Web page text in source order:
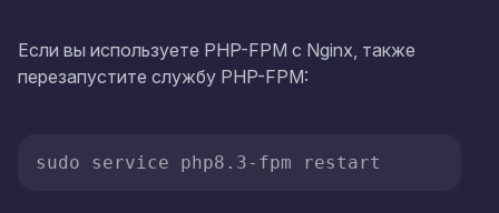
Если вы используете PHP-FPM с Nginx, также
перезапустите службу PHP-FPM: